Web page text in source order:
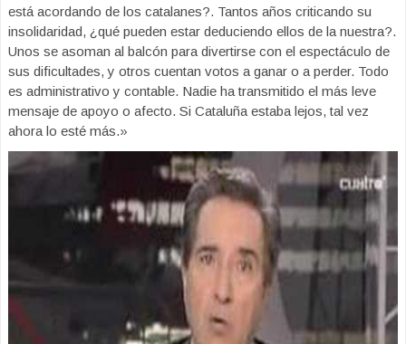
está acordando de los catalanes?. Tantos años criticando su
insolidaridad, ¿qué pueden estar deduciendo ellos de la nuestra?.
Unos se asoman al balcón para divertirse con el espectáculo de
sus dificultades, y otros cuentan votos a ganar o a perder. Todo
es administrativo y contable. Nadie ha transmitido el más leve
mensaje de apoyo o afecto. Si Cataluña estaba lejos, tal vez
ahora lo esté más.»